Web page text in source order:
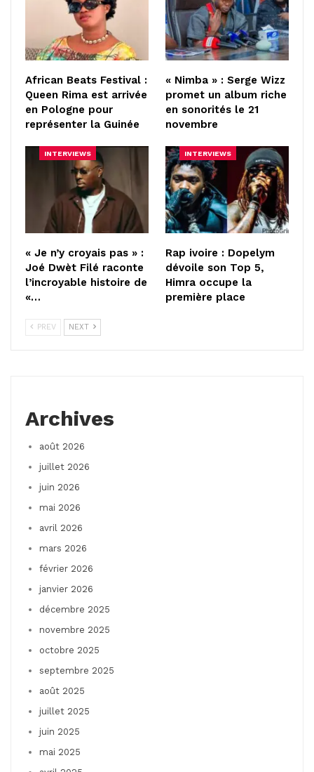
African Beats Festival :
Queen Rima est arrivée
en Pologne pour
représenter la Guinée
« Nimba » : Serge Wizz
promet un album riche
en sonorités le 21
novembre
INTERVIEWS
« Je n’y croyais pas » :
Joé Dwèt Filé raconte
l’incroyable histoire de
«…
INTERVIEWS
Rap ivoire : Dopelym
dévoile son Top 5,
Himra occupe la
première place
PREV NEXT
Archives
août 2026
juillet 2026
juin 2026
mai 2026
avril 2026
mars 2026
février 2026
janvier 2026
décembre 2025
novembre 2025
octobre 2025
septembre 2025
août 2025
juillet 2025
juin 2025
mai 2025